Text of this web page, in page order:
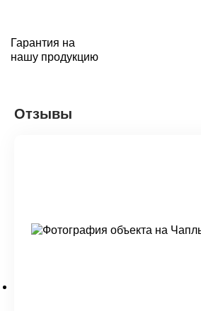
Гарантия на
нашу продукцию
Отзывы